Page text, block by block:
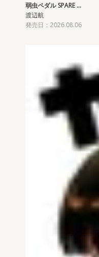
弱虫ペダル SPARE …
渡辺航
発売日：2026.08.06